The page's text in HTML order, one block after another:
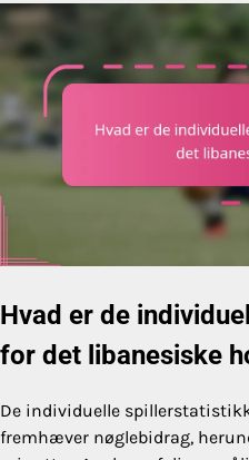
Hvad er de
for det libanesiske
De individuelle
fremhæver nøglebidrag,